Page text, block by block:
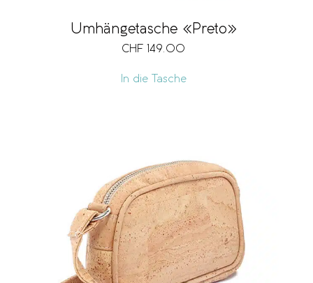
Umhängetasche «Preto»
CHF 149.00
In die Tasche